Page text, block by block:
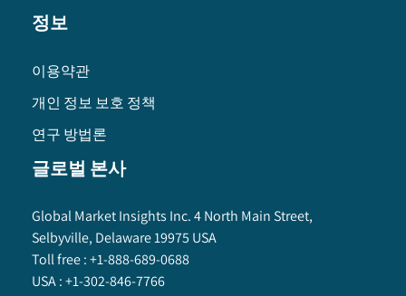
정보
이용약관
개인 정보 보호 정책
연구 방법론
글로벌 본사
Global Market Insights Inc. 4 North Main Street,
Selbyville, Delaware 19975 USA
Toll free :+1-888-689-0688
USA :+1-302-846-7766